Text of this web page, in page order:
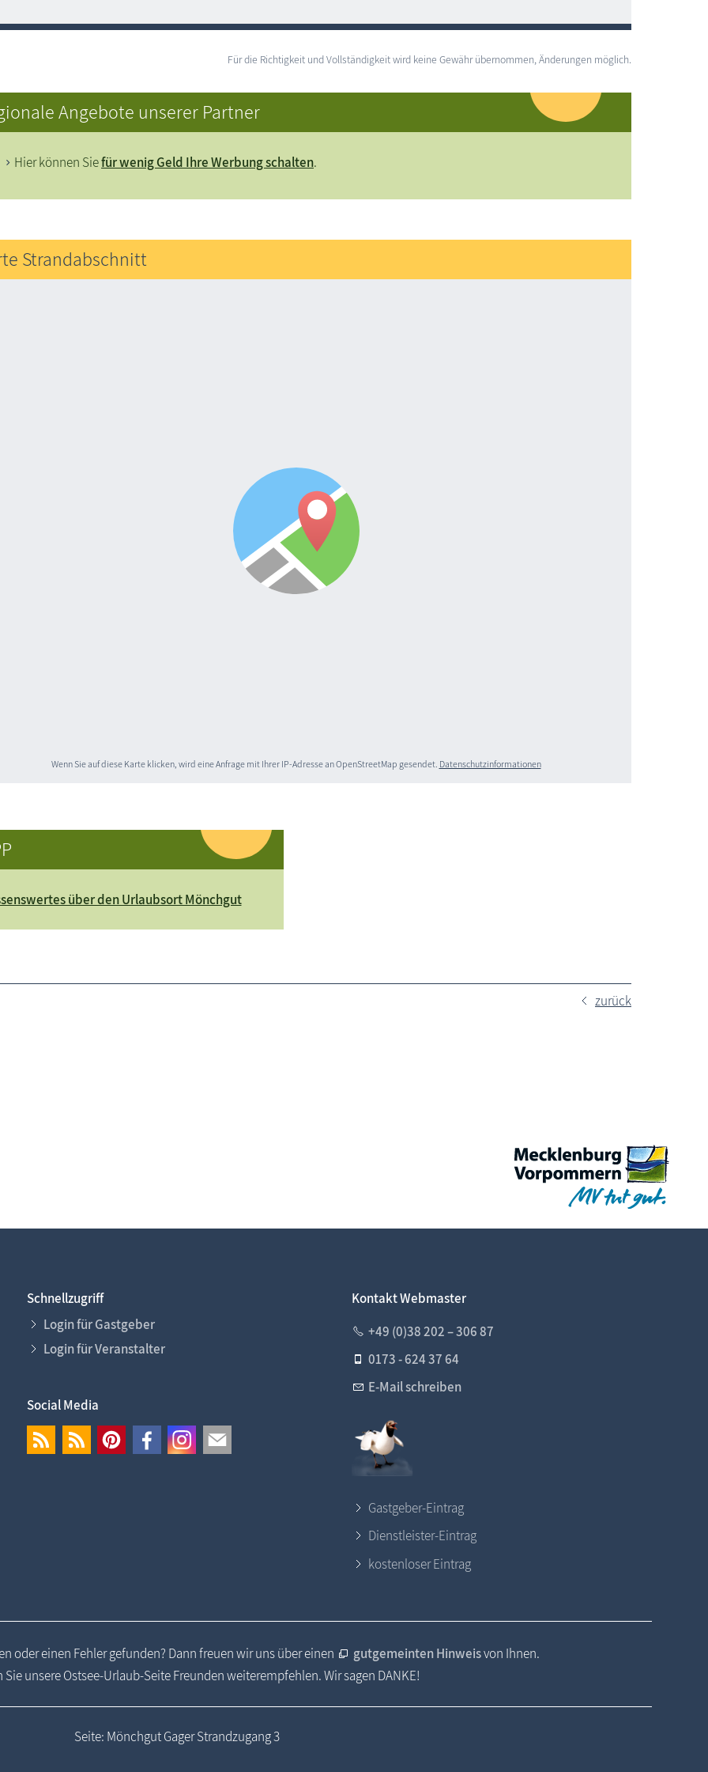
Für die Richtigkeit und Vollständigkeit wird keine Gewähr übernommen, Änderungen möglich.
Angebote unserer Partner
Hier können Siefür wenig Geld Ihre Werbung schalten.
Strandabschnitt
Wenn Sie auf diese Karte klicken, wird eine Anfrage mit Ihrer IP-Adresse an OpenStreetMap gesendet. Datenschutzinformationen
über den Urlaubsort Mönchgut
zurück
Schnellzugriff
Login für Gastgeber
Login für Veranstalter
Social Media
Kontakt Webmaster
+49 (0)38 202 – 306 87
0173 - 624 37 64
E-Mail schreiben
Gastgeber-Eintrag
Dienstleister-Eintrag
kostenloser Eintrag
oder einen Fehler gefunden? Dann freuen wir uns über einen gutgemeinten Hinweisvon Ihnen.
Sie unsere Ostsee-Urlaub-Seite Freunden weiterempfehlen. Wir sagen DANKE!
Seite: Mönchgut Gager Strandzugang 3